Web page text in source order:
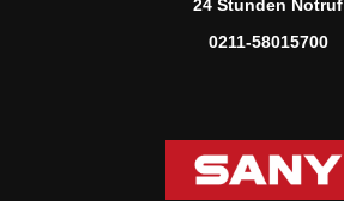
24 Stunden Notruf
0211-58015700